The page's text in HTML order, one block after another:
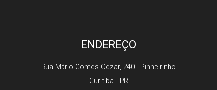
ENDEREÇO
Rua Mário Gomes Cezar, 240 - Pinheirinho
Curitiba - PR